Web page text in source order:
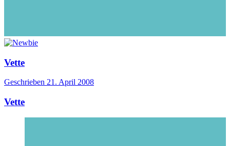
Vette
Geschrieben 21. April 2008
Vette